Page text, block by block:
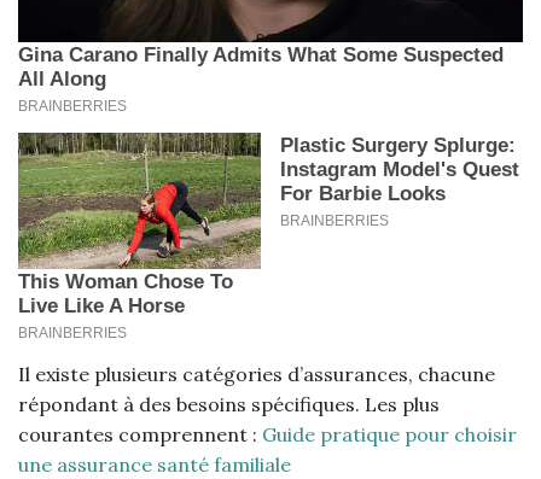
Il existe plusieurs catégories d’assurances, chacune
répondant à des besoins spécifiques. Les plus
courantes comprennent : Guide pratique pour choisir
une assurance santé familiale